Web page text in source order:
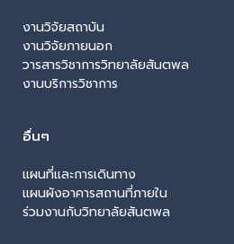
งานวิจัยสถาบัน
งานวิจัยภายนอก
วารสารวิชาการวิทยาลัยสันตพล
งานบริการวิชาการ
อื่นๆ
แผนที่และการเดินทาง
แผนผังอาคารสถานที่ภายใน
ร่วมงานกับวิทยาลัยสันตพล